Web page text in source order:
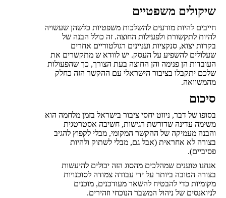
שיקולים משפטיים
חייבים להיות מודעים להשלכות משפטיות כלשהן שעשויה
להיות לתקשורת ולפעילות החוצה. זה כולל הבנה של
בקרות יצוא, סנקציות ועניינים רגולטוריים אחרים
שעלולים להשפיע על העסק. יש לוודא ש מתקשרים את
העובדות הן פנימה והן החוצה בעת הצורך, כך שהפעולות
שלכם יתקבלו בציבור הישראלי עם ההקשר הזה כחלק
מהמשוואה.
סיכום
בסופו של דבר, ניווט יחסי ציבור בישראל בזמן מלחמה הוא
משימה עדינה שדורשת רגישות, חשיבה אסטרטגית
והבנה מעמיקה של ההקשר המקומי, מבלי לקפוץ להגיב
בצורה לא אחראית (אבל גם, מבלי לשתוק ולהיות
פסיביים).
אנחנו טוענים שמהלכים מהסוג הזה יכולים להיעשות
בצורה הטובה ביותר על ידי עבודה צמודה לסוכנויות
מקומיות כדי להבטיח להשאר מעודכנים, מוכנים
לניואנסים של ניהול המשבר הנוכחי וזהירים.